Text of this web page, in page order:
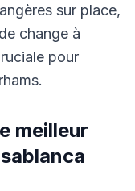
sur place,
change à
pour
meilleur